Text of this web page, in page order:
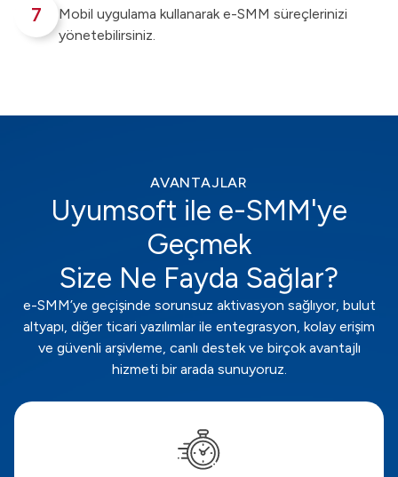
7
Mobil uygulama kullanarak e-SMM süreçlerinizi
yönetebilirsiniz.
AVANTAJLAR
Uyumsoft ile e-SMM'ye
Geçmek
Size Ne Fayda Sağlar?
e-SMM’ye geçişinde sorunsuz aktivasyon sağlıyor, bulut
altyapı, diğer ticari yazılımlar ile entegrasyon, kolay erişim
ve güvenli arşivleme, canlı destek ve birçok avantajlı
hizmeti bir arada sunuyoruz.